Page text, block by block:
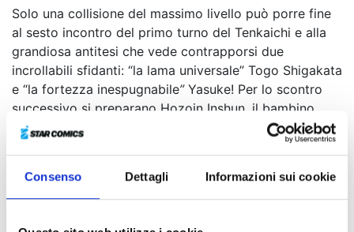
Consenso Dettagli Informazioni sui cookie
Solo una collisione del massimo livello può porre fine
al sesto incontro del primo turno del Tenkaichi e alla
grandiosa antitesi che vede contrapporsi due
incrollabili sfidanti: “la lama universale” Togo Shigakata
e “la fortezza inespugnabile” Yasuke! Per lo scontro
successivo si preparano Hozoin Inshun, il bambino
prodigio che a soli undici anni può vantarsi di portare
il nome della più forte scuola di guerrieri specializzati
come esito di un’instancabile ricerca della “verità”, può
permettersi di combattere tenendo le spade nel